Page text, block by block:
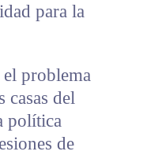
para la
problema
casas del
política
de